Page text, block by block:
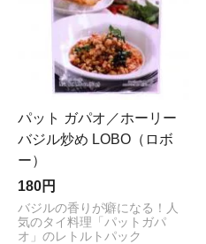
パット ガパオ／ホーリー
バジル炒め LOBO（ロボ
ー）
180円
バジルの香りが癖になる！人
気のタイ料理「パットガパ
オ」のレトルトパック